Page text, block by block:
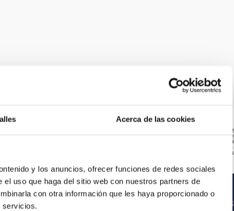
Acerca de las cookies
y los anuncios, ofrecer funciones de redes sociales
uso que haga del sitio web con nuestros partners de
con otra información que les haya proporcionado o
servicios.
PORTAL DEL IAC OTROS ENLACES